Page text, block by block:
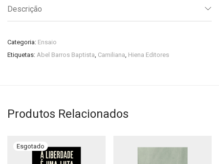
Descrição
Categoria: Ensaio
Etiquetas: Abel Barros Baptista, Camiliana, Hiena Editores
Produtos Relacionados